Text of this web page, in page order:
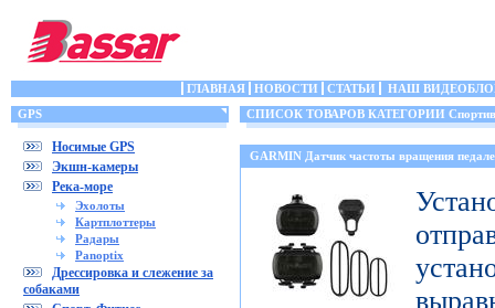
ГЛАВНАЯ НОВОСТИ СТАТЬИ
НАШ
GPS
Носимые GPS
Экшн-камеры
Река-море
Эхолоты
Картплоттеры
Радары
Panoptix
Дрессировка и слежение за
собаками
СПИСОК ТОВАРОВ КАТЕГОРИИ
GARMIN Датчик частоты вращения